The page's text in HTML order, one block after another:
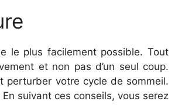
le plus facilement possible. Tout
et non pas d’un seul coup.
perturber votre cycle de sommeil.
suivant ces conseils, vous serez